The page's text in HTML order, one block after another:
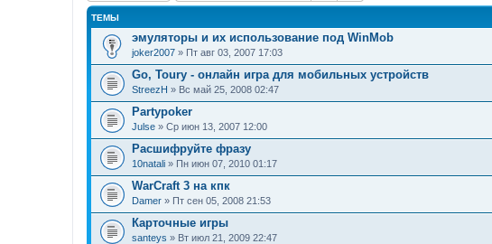
ТЕМЫ
эмуляторы и их использование под WinMob
joker2007 » Пт авг 03, 2007 17:03
Go, Toury - онлайн игра для мобильных устройств
StreezH » Вс май 25, 2008 02:47
Partypoker
Julse » Ср июн 13, 2007 12:00
Расшифруйте фразу
10natali » Пн июн 07, 2010 01:17
WarCraft 3 на кпк
Damer » Пт сен 05, 2008 21:53
Карточные игры
santeys » Вт июл 21, 2009 22:47